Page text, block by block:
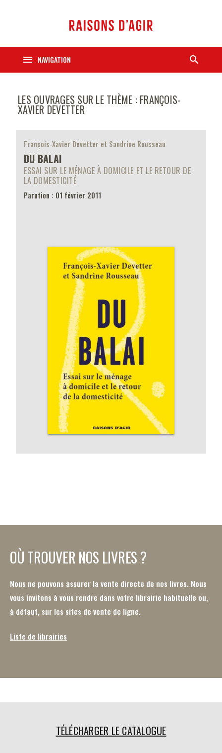
menu NAVIGATION search
LES OUVRAGES SUR LE THÈME : FRANÇOIS-
XAVIER DEVETTER
François-Xavier Devetter et Sandrine Rousseau
DU BALAI
ESSAI SUR LE MÉNAGE À DOMICILE ET LE RETOUR DE
LA DOMESTICITÉ
Parution : 01 février 2011
OÙ TROUVER NOS LIVRES ?
Nous ne pouvons assurer la vente directe de nos livres. Nous
vous invitons à vous rendre dans votre librairie habituelle ou,
à défaut, sur les sites de vente de ligne.
Liste de librairies
TÉLÉCHARGER LE CATALOGUE